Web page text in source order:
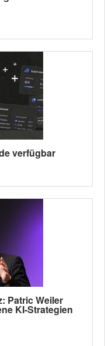
verfügbar
Patric Weiler
KI-Strategien